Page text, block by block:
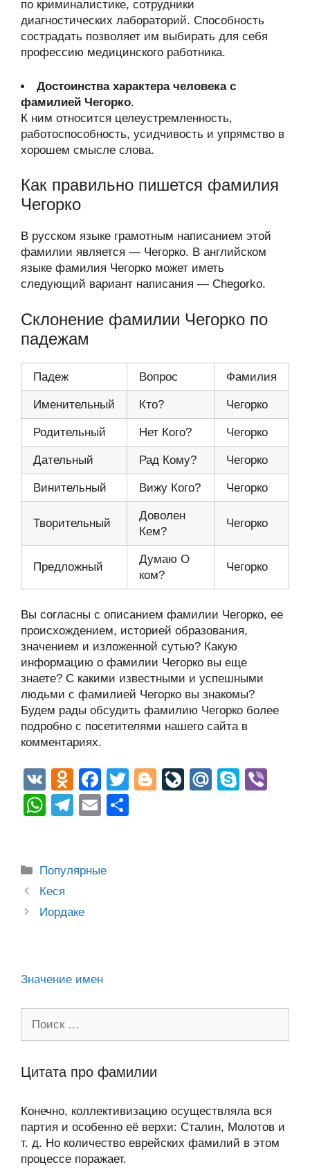
по криминалистике, сотрудники
диагностических лабораторий. Способность
сострадать позволяет им выбирать для себя
профессию медицинского работника.
Достоинства характера человека с
фамилией Чегорко.
К ним относится целеустремленность,
работоспособность, усидчивость и упрямство в
хорошем смысле слова.
Как правильно пишется фамилия
Чегорко
В русском языке грамотным написанием этой
фамилии является — Чегорко. В английском
языке фамилия Чегорко может иметь
следующий вариант написания — Chegorko.
Склонение фамилии Чегорко по
падежам
Падеж Вопрос Фамилия
Именительный Кто? Чегорко
Родительный Нет Кого? Чегорко
Дательный Рад Кому? Чегорко
Винительный Вижу Кого? Чегорко
Творительный
Доволен
Кем?
Чегорко
Предложный
Думаю О
ком?
Чегорко
Вы согласны с описанием фамилии Чегорко, ее
происхождением, историей образования,
значением и изложенной сутью? Какую
информацию о фамилии Чегорко вы еще
знаете? С какими известными и успешными
людьми с фамилией Чегорко вы знакомы?
Будем рады обсудить фамилию Чегорко более
подробно с посетителями нашего сайта в
комментариях.
V
K
O
d
n
kl
ss
F
a
c
b
T
Bl Li
M S
W
s
A
p
T
gr
m
E
Рубрики
Популярные
Post
navigation
Кеся
Иордаке
Значение имен
Цитата про фамилии
Конечно, коллективизацию осуществляла вся
партия и особенно её верхи: Сталин, Молотов и
т. д. Но количество еврейских фамилий в этом
процессе поражает.